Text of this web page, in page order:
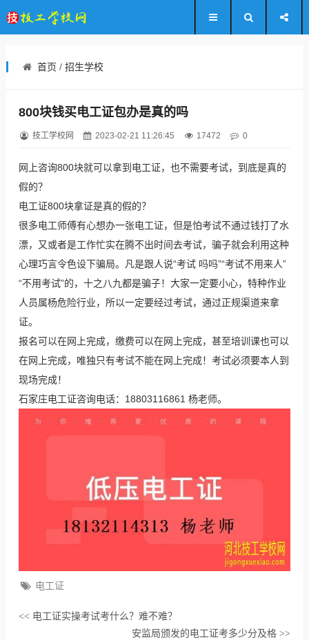
首页 / 招生学校
800块钱买电工证包办是真的吗
技工学校网 2023-02-21 11:26:45 17472 0
网上咨询800块就可以拿到电工证，也不需要考试，到底是真的
假的？
电工证800块拿证是真的假的？
很多电工师傅有心想办一张电工证，但是怕考试不通过钱打了水
漂，又或者是工作忙实在腾不出时间去考试，骗子就会利用这种
心理巧言令色设下骗局。凡是跟人说“考试 吗吗”“考试不用来人”
“不用考试”的，十之八九都是骗子！大家一定要小心，特种作业
人员属杨危险行业，所以一定要经过考试，通过正规渠道来拿
证。
报名可以在网上完成，缴费可以在网上完成，甚至培训课也可以
在网上完成，唯独只有考试不能在网上完成！考试必须要本人到
现场完成！
石家庄电工证咨询电话：18803116861 杨老师。
电工证
<<电工证实操考试考什么？难不难？
安监局颁发的电工证考多少分及格>>